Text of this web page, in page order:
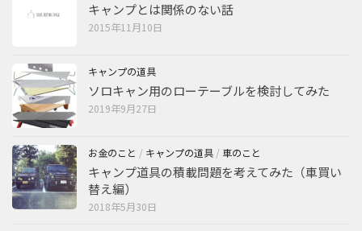
キャンプとは関係のない話
2015年11月10日
キャンプの道具
ソロキャン用のローテーブルを検討してみた
2019年9月27日
お金のこと / キャンプの道具 / 車のこと
キャンプ道具の積載問題を考えてみた（車買い
替え編）
2018年5月30日